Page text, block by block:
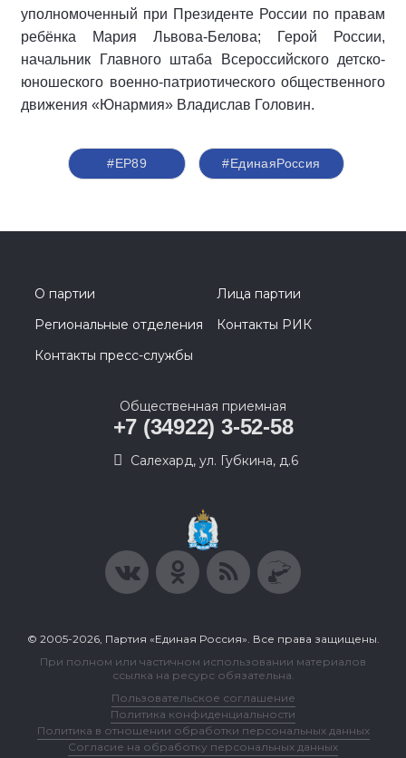
уполномоченный при Президенте России по правам
ребёнка Мария Львова-Белова; Герой России,
начальник Главного штаба Всероссийского детско-
юношеского военно-патриотического общественного
движения «Юнармия» Владислав Головин.
#ЕР89 #‎ЕдинаяРоссия
О партии
Лица партии
Региональные отделения
Контакты РИК
Контакты пресс-службы
Общественная приемная
+7 (34922) 3-52-58
Салехард, ул. Губкина, д.6
© 2005-2026, Партия «Единая Россия». Все права защищены.
При полном или частичном использовании материалов
ссылка на ресурс обязательна.
Пользовательское соглашение
Политика конфиденциальности
Политика в отношении обработки персональных данных
Согласие на обработку персональных данных